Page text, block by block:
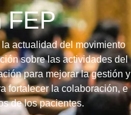
FEP
actualidad del movimiento
sobre las actividades del
para mejorar la gestión y
fortalecer la colaboración, e
de los pacientes.